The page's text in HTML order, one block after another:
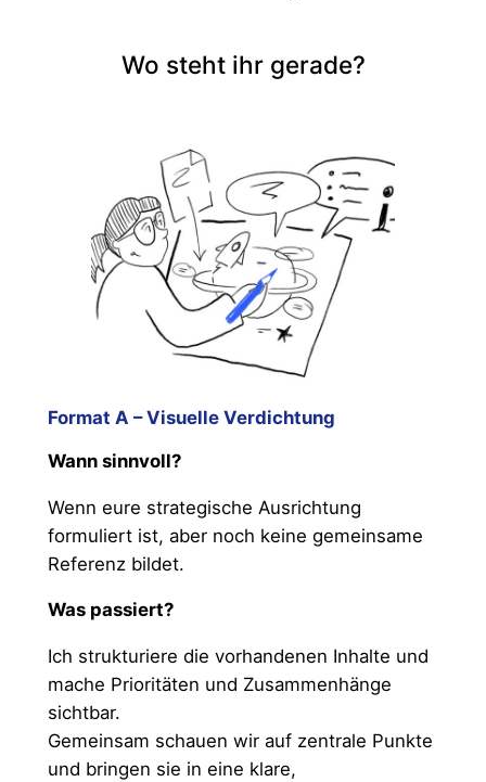
Wo steht ihr gerade?
Format A – Visuelle Verdichtung
Wann sinnvoll?
Wenn eure strategische Ausrichtung
formuliert ist, aber noch keine gemeinsame
Referenz bildet.
Was passiert?
Ich strukturiere die vorhandenen Inhalte und
mache Prioritäten und Zusammenhänge
sichtbar.
Gemeinsam schauen wir auf zentrale Punkte
und bringen sie in eine klare,